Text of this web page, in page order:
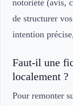
notoriété (avis,
de structurer
intention
Faut-il une
localement ?
Pour remonter